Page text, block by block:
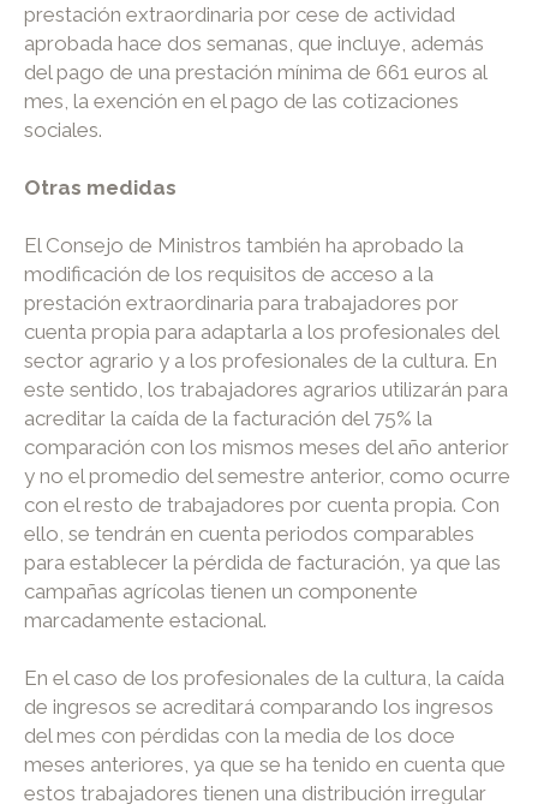
prestación extraordinaria por cese de actividad
aprobada hace dos semanas, que incluye, además
del pago de una prestación mínima de 661 euros al
mes, la exención en el pago de las cotizaciones
sociales.
Otras medidas
El Consejo de Ministros también ha aprobado la
modificación de los requisitos de acceso a la
prestación extraordinaria para trabajadores por
cuenta propia para adaptarla a los profesionales del
sector agrario y a los profesionales de la cultura. En
este sentido, los trabajadores agrarios utilizarán para
acreditar la caída de la facturación del 75% la
comparación con los mismos meses del año anterior
y no el promedio del semestre anterior, como ocurre
con el resto de trabajadores por cuenta propia. Con
ello, se tendrán en cuenta periodos comparables
para establecer la pérdida de facturación, ya que las
campañas agrícolas tienen un componente
marcadamente estacional.
En el caso de los profesionales de la cultura, la caída
de ingresos se acreditará comparando los ingresos
del mes con pérdidas con la media de los doce
meses anteriores, ya que se ha tenido en cuenta que
estos trabajadores tienen una distribución irregular